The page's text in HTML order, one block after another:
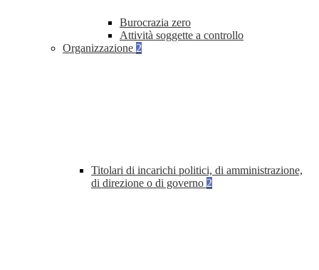
Burocrazia zero
Attività soggette a controllo
Organizzazione 2
Titolari di incarichi politici, di amministrazione,
di direzione o di governo 2